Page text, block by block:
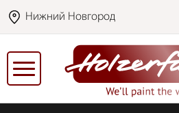
Нижний Новгород